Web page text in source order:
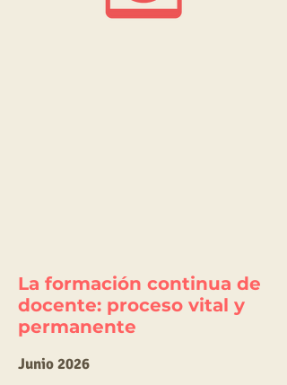
La formación continua de
docente: proceso vital y
permanente
Junio 2026